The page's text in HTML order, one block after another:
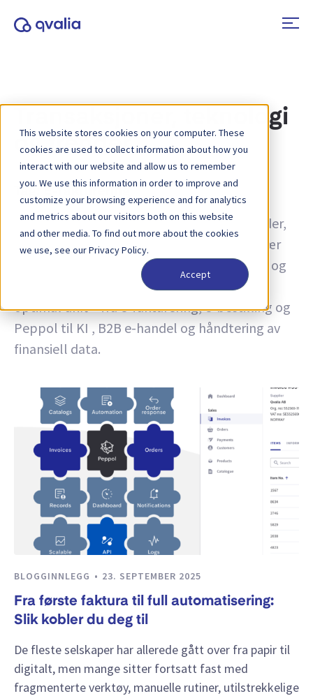
This website stores cookies on your computer. These
cookies are used to collect information about how you
interact with our website and allow us to remember
you. We use this information in order to improve and
customize your browsing experience and for analytics
and metrics about our visitors both on this website
and other media. To find out more about the cookies
we use, see our Privacy Policy.
Accept
Transaksjoner, teknologi
og trender
Tag:
Innsikt i transaksjoner, teknologier og trender,
samt nyheter om produktoppdateringer. Lær
mer om hvordan du kan forbedre prosesser og
hvordan du kan bruke transaksjonsdata for
optimal drift – fra e-fakturering, e-bestilling og
Peppol til KI , B2B e-handel og håndtering av
finansiell data.
BLOGGINNLEGG 23. SEPTEMBER 2025
Fra første faktura til full automatisering:
Slik kobler du deg til
De fleste selskaper har allerede gått over fra papir til
digitalt, men mange sitter fortsatt fast med
fragmenterte verktøy, manuelle rutiner, utilstrekkelige